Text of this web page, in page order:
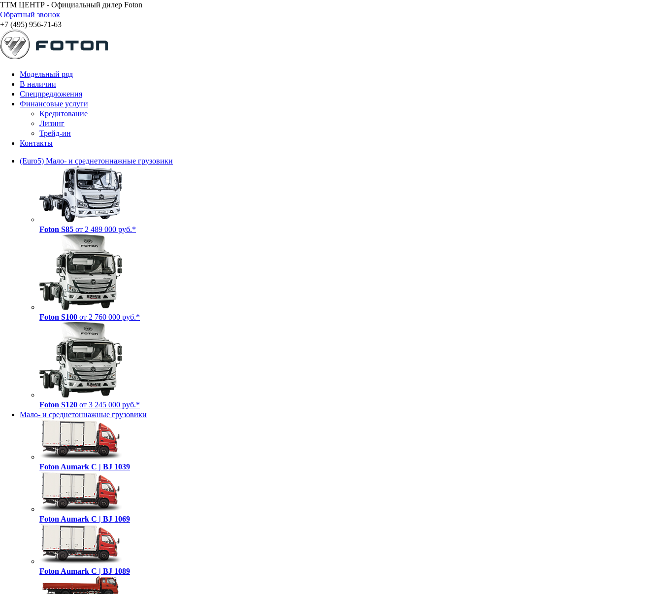
ТТМ ЦЕНТР - Официальный дилер Foton
Обратный звонок
+7 (495) 956-71-63
Модельный ряд
В наличии
Спецпредложения
Финансовые услуги
Кредитование
Лизинг
Трейд-ин
Контакты
(Euro5) Мало- и среднетоннажные грузовики
Foton S85 от 2 489 000 руб.*
Foton S100 от 2 760 000 руб.*
Foton S120 от 3 245 000 руб.*
Мало- и среднетоннажные грузовики
Foton Aumark C | BJ 1039
Foton Aumark C | BJ 1069
Foton Aumark C | BJ 1089